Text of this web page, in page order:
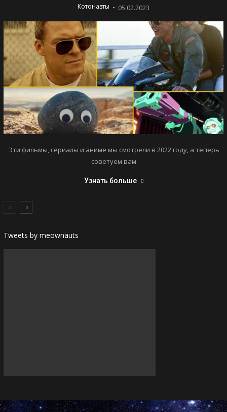
Котонавты - 05.02.2023
Эти фильмы, сериалы и аниме мы смотрели в 2022 году, а теперь
советуем вам
Узнать больше
Tweets by meownauts